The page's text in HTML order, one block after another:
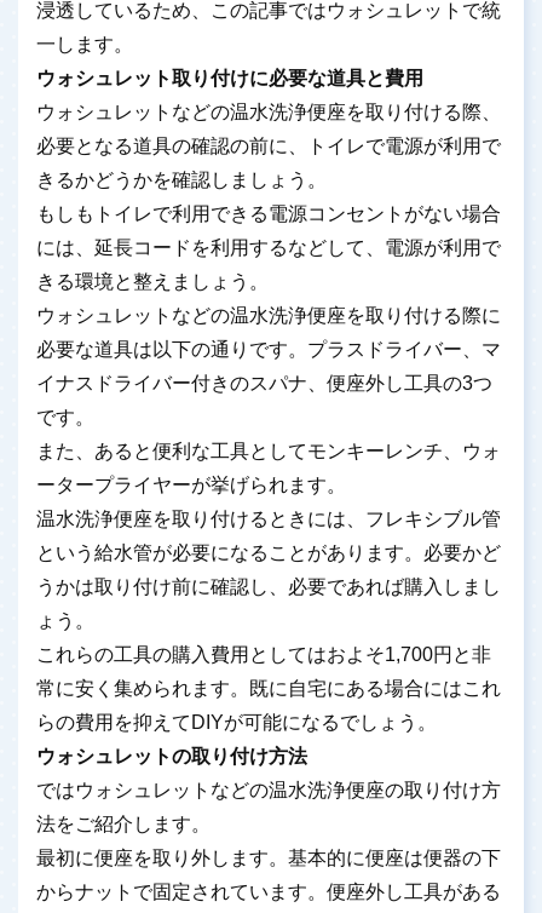
浸透しているため、この記事ではウォシュレットで統
一します。
ウォシュレット取り付けに必要な道具と費用
ウォシュレットなどの温水洗浄便座を取り付ける際、
必要となる道具の確認の前に、トイレで電源が利用で
きるかどうかを確認しましょう。
もしもトイレで利用できる電源コンセントがない場合
には、延長コードを利用するなどして、電源が利用で
きる環境と整えましょう。
ウォシュレットなどの温水洗浄便座を取り付ける際に
必要な道具は以下の通りです。プラスドライバー、マ
イナスドライバー付きのスパナ、便座外し工具の3つ
です。
また、あると便利な工具としてモンキーレンチ、ウォ
ータープライヤーが挙げられます。
温水洗浄便座を取り付けるときには、フレキシブル管
という給水管が必要になることがあります。必要かど
うかは取り付け前に確認し、必要であれば購入しまし
ょう。
これらの工具の購入費用としてはおよそ1,700円と非
常に安く集められます。既に自宅にある場合にはこれ
らの費用を抑えてDIYが可能になるでしょう。
ウォシュレットの取り付け方法
ではウォシュレットなどの温水洗浄便座の取り付け方
法をご紹介します。
最初に便座を取り外します。基本的に便座は便器の下
からナットで固定されています。便座外し工具がある